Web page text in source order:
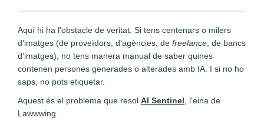
Aquí hi ha l'obstacle de veritat. Si tens centenars o milers
d'imatges (de proveïdors, d'agències, de freelance , de bancs
d'imatges), no tens manera manual de saber quines
contenen persones generades o alterades amb IA. I si no ho
saps, no pots etiquetar.
Aquest és el problema que resol AI Sentinel , l'eina de
Lawwwing.